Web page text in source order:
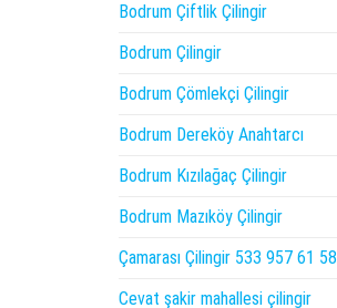
Bodrum Çiftlik Çilingir
Bodrum Çilingir
Bodrum Çömlekçi Çilingir
Bodrum Dereköy Anahtarcı
Bodrum Kızılağaç Çilingir
Bodrum Mazıköy Çilingir
Çamarası Çilingir 533 957 61 58
Cevat şakir mahallesi çilingir